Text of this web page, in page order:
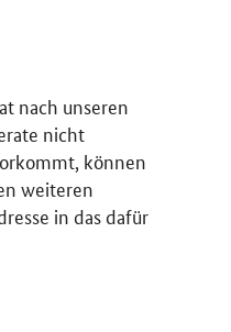
nach unseren
nicht
können
weiteren
in das dafür